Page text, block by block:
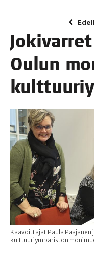
Oulun
Kaavoittajat Paula Paajanen
kulttuuriympäristön